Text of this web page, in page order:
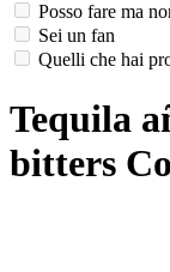
Posso fare ma
Sei un fan
Quelli che hai
Tequila
bitters